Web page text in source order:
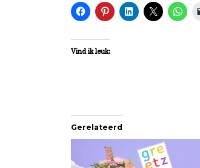
Vind ik leuk:
Gerelateerd